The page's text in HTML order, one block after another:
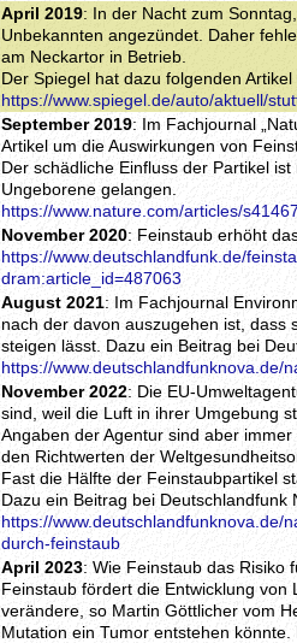
April 2019: In der Nacht zum
Unbekannten angezündet. Daher
am Neckartor in Betrieb.
Der Spiegel hat dazu folgenden
https://www.spiegel.de/auto/aktuell/
September 2019: Im Fachjournal
Artikel um die Auswirkungen von
Der schädliche Einfluss der Partikel
Ungeborene gelangen.
https://www.nature.com/articles/
November 2020: Feinstaub erhöht
https://www.deutschlandfunk.de/
dram:article_id=487063
August 2021: Im Fachjournal
nach der davon auszugehen ist, dass
steigen lässt. Dazu ein Beitrag bei
https://www.deutschlandfunknova.de/
November 2022: Die EU-
sind, weil die Luft in ihrer Umgebung
Angaben der Agentur sind aber
den Richtwerten der
Fast die Hälfte der Feinstaubpartikel
Dazu ein Beitrag bei Deutschlandfunk
https://www.deutschlandfunknova.de/
durch-feinstaub
April 2023: Wie Feinstaub das Risiko
Feinstaub fördert die Entwicklung
verändere, so Martin Göttlicher vom
Mutation ein Tumor entstehen